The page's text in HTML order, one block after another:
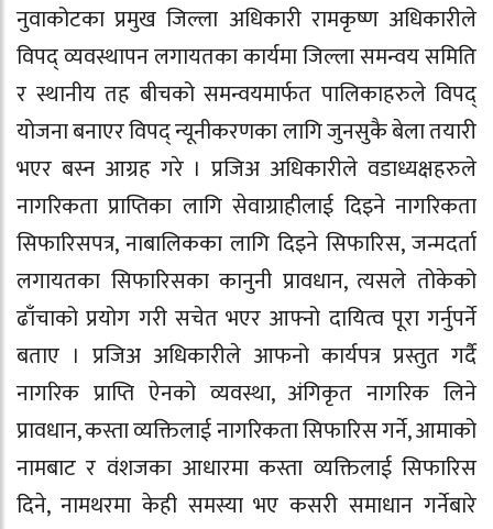
नुवाकोटका प्रमुख जिल्ला अधिकारी रामकृष्ण अधिकारीले
विपद् व्यवस्थापन लगायतका कार्यमा जिल्ला समन्वय समिति
र स्थानीय तह बीचको समन्वयमार्फत पालिकाहरुले विपद्
योजना बनाएर विपद् न्यूनीकरणका लागि जुनसुकै बेला तयारी
भएर बस्न आग्रह गरे । प्रजिअ अधिकारीले वडाध्यक्षहरुले
नागरिकता प्राप्तिका लागि सेवाग्राहीलाई दिइने नागरिकता
सिफारिसपत्र, नाबालिकका लागि दिइने सिफारिस, जन्मदर्ता
लगायतका सिफारिसका कानुनी प्रावधान, त्यसले तोकेको
ढाँचाको प्रयोग गरी सचेत भएर आफ्नो दायित्व पूरा गर्नुपर्ने
बताए । प्रजिअ अधिकारीले आफनो कार्यपत्र प्रस्तुत गर्दै
नागरिक प्राप्ति ऐनको व्यवस्था, अंगिकृत नागरिक लिने
प्रावधान, कस्ता व्यक्तिलाई नागरिकता सिफारिस गर्ने, आमाको
नामबाट र वंशजका आधारमा कस्ता व्यक्तिलाई सिफारिस
दिने, नामथरमा केही समस्या भए कसरी समाधान गर्नेबारे